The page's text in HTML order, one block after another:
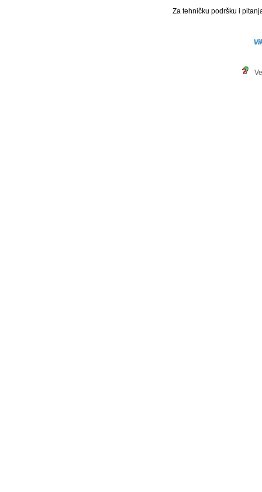
Za tehničku podršku i